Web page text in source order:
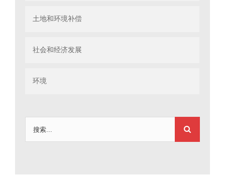
土地和环境补偿
社会和经济发展
环境